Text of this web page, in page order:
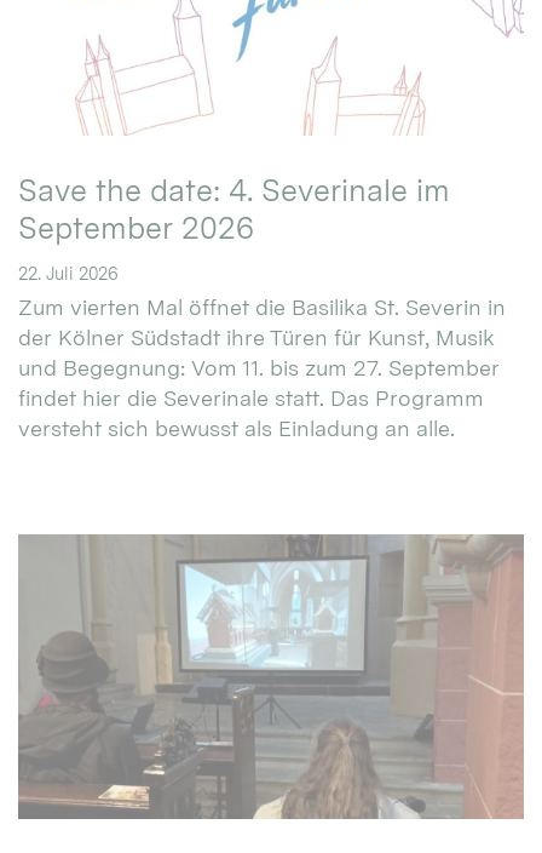
Save the date: 4. Severinale im
September 2026
22. Juli 2026
Zum vierten Mal öffnet die Basilika St. Severin in
der Kölner Südstadt ihre Türen für Kunst, Musik
und Begegnung: Vom 11. bis zum 27. September
findet hier die Severinale statt. Das Programm
versteht sich bewusst als Einladung an alle.